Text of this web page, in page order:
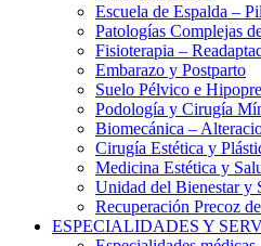
Escuela de Espalda –
Patologías Complejas
Fisioterapia –
Embarazo y Postparto
Suelo Pélvico e
Podología y Cirugía
Biomecánica –
Cirugía Estética y
Medicina Estética y
Unidad del Bienestar y
Recuperación Precoz
ESPECIALIDADES Y